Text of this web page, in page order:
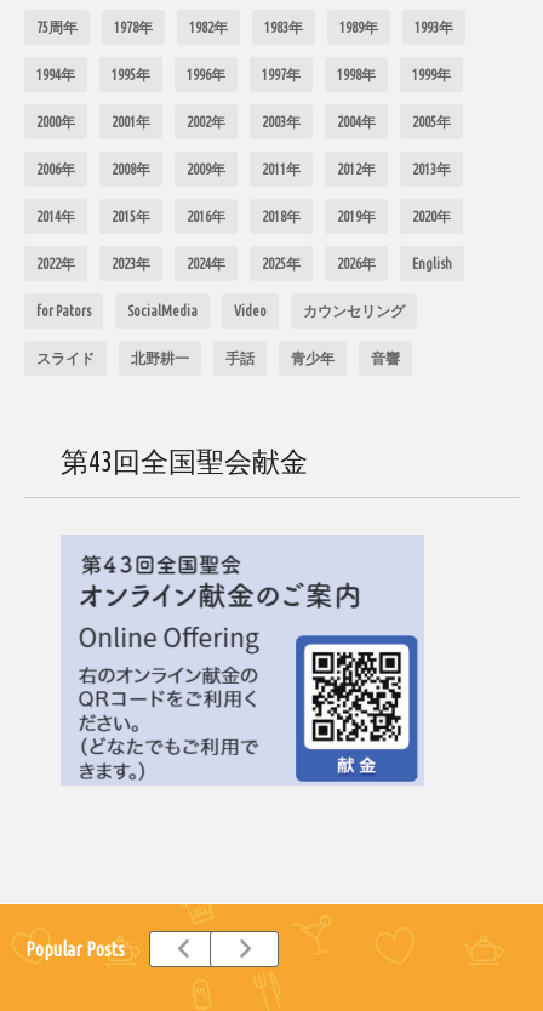
75周年 1978年 1982年 1983年 1989年 1993年
1994年 1995年 1996年 1997年 1998年 1999年
2000年 2001年 2002年 2003年 2004年 2005年
2006年 2008年 2009年 2011年 2012年 2013年
2014年 2015年 2016年 2018年 2019年 2020年
2022年 2023年 2024年 2025年 2026年 English
for Pators SocialMedia Video カウンセリング
スライド 北野耕一 手話 青少年 音響
第43回全国聖会献金
Popular Posts